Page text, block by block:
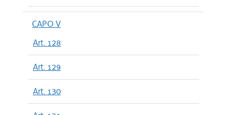
CAPO V
Art. 128
Art. 129
Art. 130